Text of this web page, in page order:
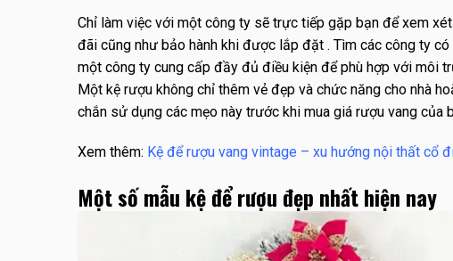
Chỉ làm việc với một công ty sẽ trực tiếp gặp bạn để xem
đãi cũng như bảo hành khi được lắp đặt . Tìm các công ty
một công ty cung cấp đầy đủ điều kiện để phù hợp với môi
Một kệ rượu không chỉ thêm vẻ đẹp và chức năng cho nhà
chắn sử dụng các mẹo này trước khi mua giá rượu vang
Xem thêm: Kệ để rượu vang vintage – xu hướng nội thất cổ
Một số mẫu kệ để rượu đẹp nhất hiện nay